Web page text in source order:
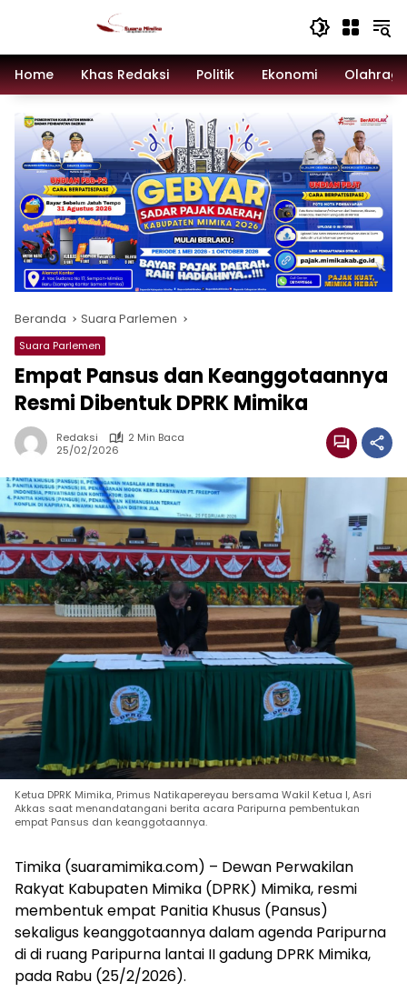
Home
Khas Redaksi Politik Ekonomi
Beranda Suara Parlemen
Suara Parlemen
Empat Pansus dan Keanggotaannya
Resmi Dibentuk DPRK Mimika
Redaksi
2 Min Baca
25/02/2026
Ketua DPRK Mimika, Primus Natikapereyau bersama Wakil Ketua I, Asri
Akkas saat menandatangani berita acara Paripurna pembentukan
empat Pansus dan keanggotaannya.
Timika (suaramimika.com) – Dewan Perwakilan
Rakyat Kabupaten Mimika (DPRK) Mimika, resmi
membentuk empat Panitia Khusus (Pansus)
sekaligus keanggotaannya dalam agenda Paripurna
di di ruang Paripurna lantai II gadung DPRK Mimika,
pada Rabu (25/2/2026).